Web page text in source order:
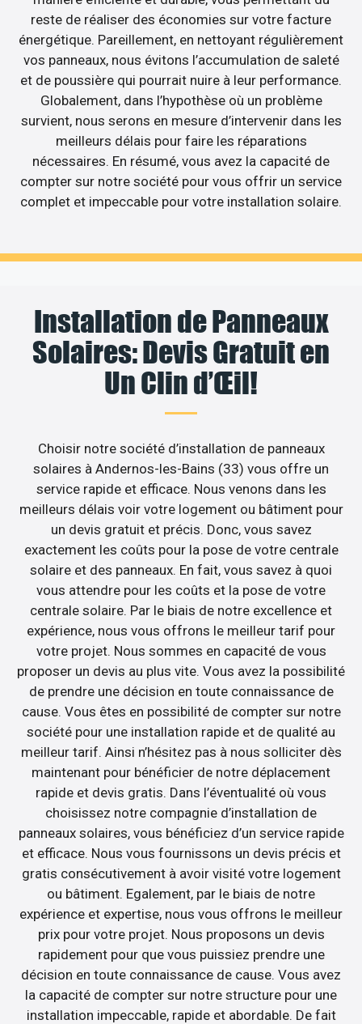
reste de réaliser des économies sur votre facture
énergétique. Pareillement, en nettoyant régulièrement
vos panneaux, nous évitons l’accumulation de saleté
et de poussière qui pourrait nuire à leur performance.
Globalement, dans l’hypothèse où un problème
survient, nous serons en mesure d’intervenir dans les
meilleurs délais pour faire les réparations
nécessaires. En résumé, vous avez la capacité de
compter sur notre société pour vous offrir un service
complet et impeccable pour votre installation solaire.
Installation de Panneaux
Solaires: Devis Gratuit en
Un Clin d’Œil!
Choisir notre société d’installation de panneaux
solaires à Andernos-les-Bains (33) vous offre un
service rapide et efficace. Nous venons dans les
meilleurs délais voir votre logement ou bâtiment pour
un devis gratuit et précis. Donc, vous savez
exactement les coûts pour la pose de votre centrale
solaire et des panneaux. En fait, vous savez à quoi
vous attendre pour les coûts et la pose de votre
centrale solaire. Par le biais de notre excellence et
expérience, nous vous offrons le meilleur tarif pour
votre projet. Nous sommes en capacité de vous
proposer un devis au plus vite. Vous avez la possibilité
de prendre une décision en toute connaissance de
cause. Vous êtes en possibilité de compter sur notre
société pour une installation rapide et de qualité au
meilleur tarif. Ainsi n’hésitez pas à nous solliciter dès
maintenant pour bénéficier de notre déplacement
rapide et devis gratis. Dans l’éventualité où vous
choisissez notre compagnie d’installation de
panneaux solaires, vous bénéficiez d’un service rapide
et efficace. Nous vous fournissons un devis précis et
gratis consécutivement à avoir visité votre logement
ou bâtiment. Egalement, par le biais de notre
expérience et expertise, nous vous offrons le meilleur
prix pour votre projet. Nous proposons un devis
rapidement pour que vous puissiez prendre une
décision en toute connaissance de cause. Vous avez
la capacité de compter sur notre structure pour une
installation impeccable, rapide et abordable. De fait